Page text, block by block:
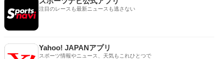
注目のレースも最新ニュースも逃さない
Yahoo! JAPANアプリ
スポーツ情報やニュース、天気もこれひとつで